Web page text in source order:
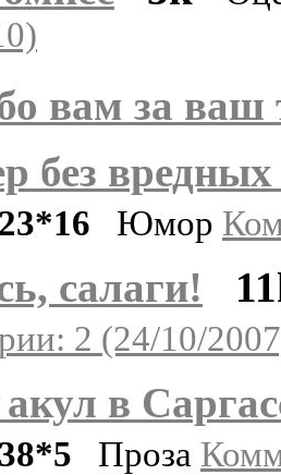
вам за ваш
без
Юмор
салаги!
2 (24/10/
в
Проза